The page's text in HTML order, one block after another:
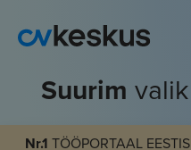
Suurim valik
Nr.1 TÖÖPORTAAL EESTIS